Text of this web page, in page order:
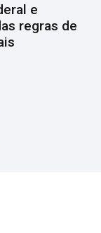
e
regras de